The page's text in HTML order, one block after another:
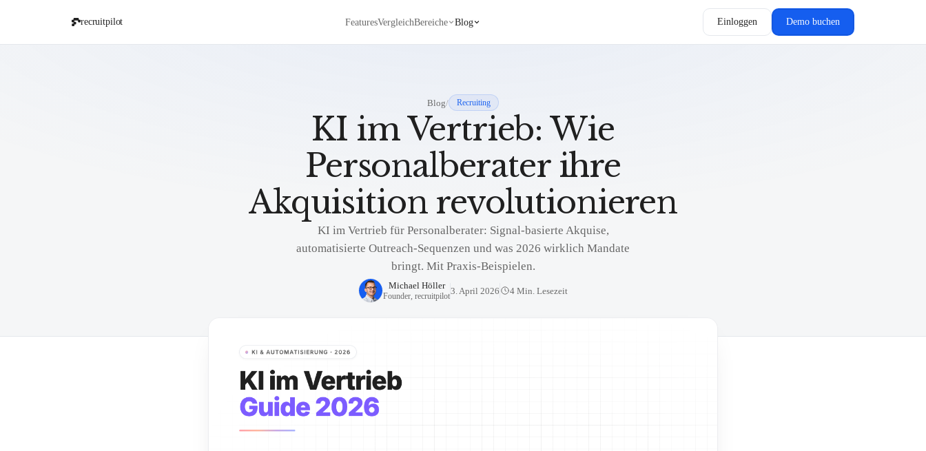
recruitpilot FeaturesVergleichBereiche Blog Einloggen Demo buchen
Blog/ Recruiting
KI im Vertrieb: Wie
Personalberater ihre
Akquisition revolutionieren
KI im Vertrieb für Personalberater: Signal-basierte Akquise,
automatisierte Outreach-Sequenzen und was 2026 wirklich Mandate
bringt. Mit Praxis-Beispielen.
Michael Höller
Founder, recruitpilot
3. April 2026 4 Min. Lesezeit